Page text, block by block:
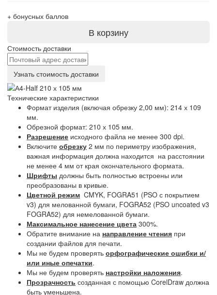
+ бонусных баллов
В корзину
Стоимость доставки
Узнать стоимость доставки
Технические характеристики
Формат изделия (включая обрезку 2,00 мм): 214 х 109
мм.
Обрезной формат: 210 х 105 мм.
Разрешение исходного файла не менее 300 dpi.
Включите обрезку 2 мм по периметру изображения,
важная информация должна находится на расстоянии
не менее 4 мм от края окончательного формата.
Шрифты должны быть полностью встроены или
преобразованы в кривые.
Цветной режим CMYK, FOGRA51 (PSO с покрытием
v3) для мелованной бумаги, FOGRA52 (PSO uncoated v3
FOGRA52) для немелованной бумаги.
Максимальное нанесение цвета 300%.
Обратите внимание на направление чтения при
создании файлов для печати.
Мы не будем проверять орфографические ошибки и/
или иные опечатки.
Мы не будем проверять настройки наложения.
Прозрачность созданная с помощью CorelDraw должна
быть уменьшена.